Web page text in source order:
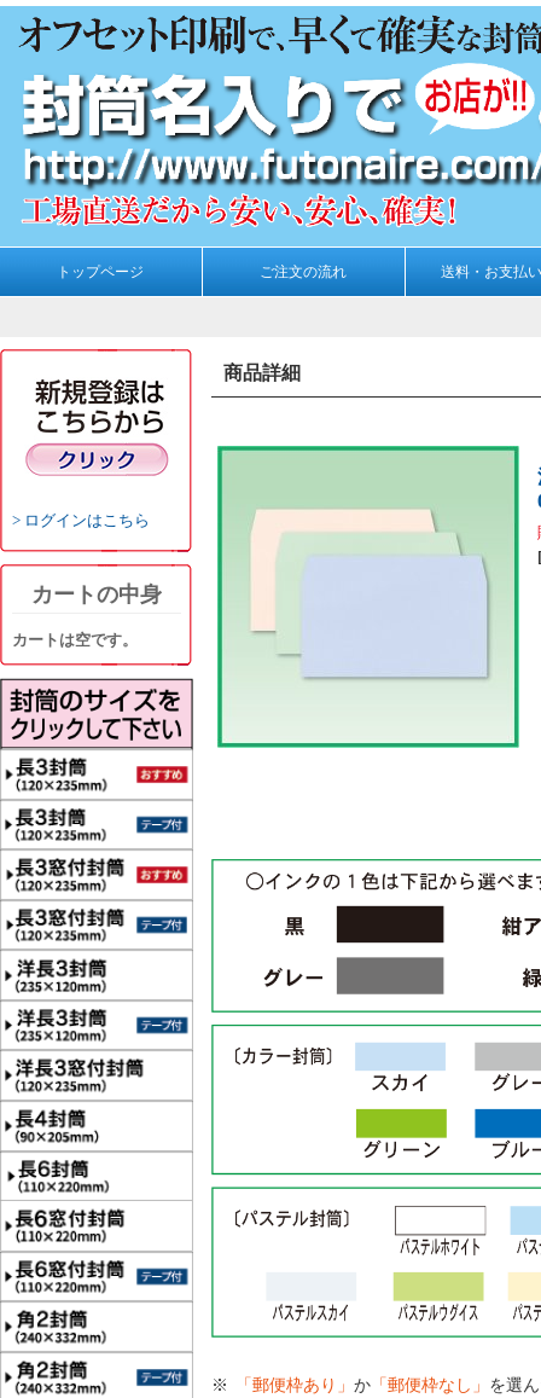
トップページ ご注文の流れ 送料・お支払
ログインはこちら
カートの中身
カートは空です。
商品詳細
「郵便枠あり」 か 「郵便枠なし」 を選